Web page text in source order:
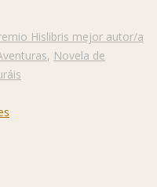
Hislibris mejor autor/a
, Novela de